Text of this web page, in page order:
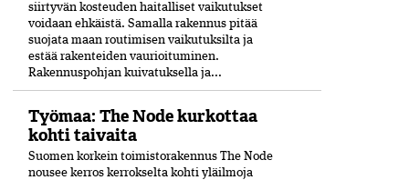
siirtyvän kosteuden haitalliset vaikutukset
voidaan ehkäistä. Samalla rakennus pitää
suojata maan routimisen vaikutuksilta ja
estää rakenteiden vaurioituminen.
Rakennuspohjan kuivatuksella ja...
Työmaa: The Node kurkottaa
kohti taivaita
Suomen korkein toimistorakennus The Node
nousee kerros kerrokselta kohti yläilmoja